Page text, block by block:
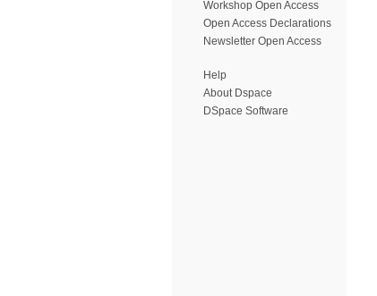
Workshop Open Access
Open Access Declarations
Newsletter Open Access
Help
About Dspace
DSpace Software